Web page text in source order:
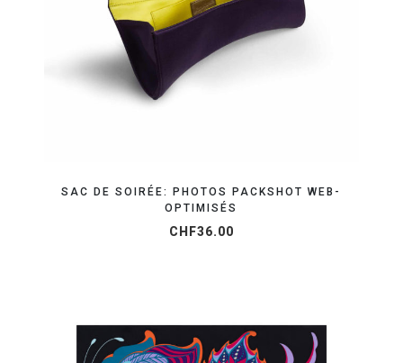
ORGANISEZ VOTRE SHOOTING
SAC DE SOIRÉE: PHOTOS PACKSHOT WEB-
OPTIMISÉS
CHF36.00